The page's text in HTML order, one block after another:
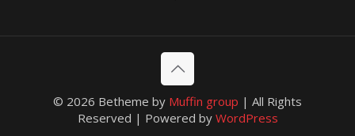
© 2026 Betheme by Muffin group | All Rights
Reserved | Powered by WordPress